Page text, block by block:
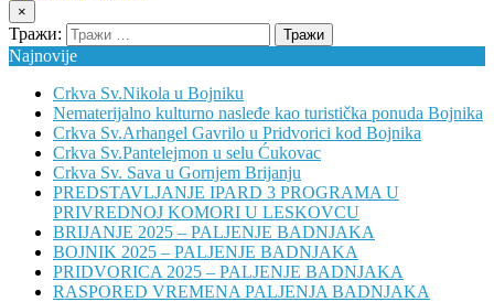
×
Тражи:
Najnovije
Crkva Sv.Nikola u Bojniku
Nematerijalno kulturno nasleđe kao turistička ponuda Bojnika
Crkva Sv.Arhangel Gavrilo u Pridvorici kod Bojnika
Crkva Sv.Pantelejmon u selu Ćukovac
Crkva Sv. Sava u Gornjem Brijanju
PREDSTAVLJANJE IPARD 3 PROGRAMA U
PRIVREDNOJ KOMORI U LESKOVCU
BRIJANJE 2025 – PALJENJE BADNJAKA
BOJNIK 2025 – PALJENJE BADNJAKA
PRIDVORICA 2025 – PALJENJE BADNJAKA
RASPORED VREMENA PALJENJA BADNJAKA